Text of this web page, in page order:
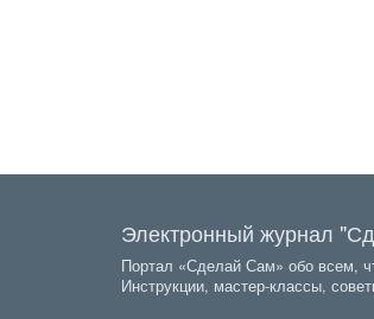
Электронный журнал
Портал «Сделай Сам» обо всем,
Инструкции, мастер-классы,